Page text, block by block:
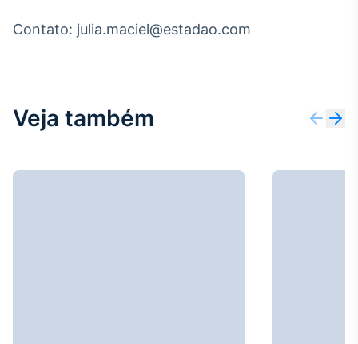
Contato: julia.maciel@estadao.com
Veja também